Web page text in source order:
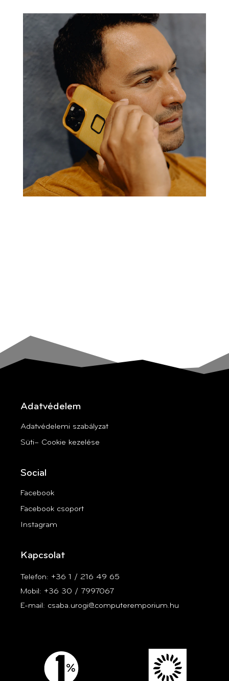
Adatvédelem
Adatvédelemi szabályzat
Süti– Cookie kezelése
Social
Facebook
Facebook csoport
Instagram
Kapcsolat
Telefon: +36 1 / 216 49 65
Mobil: +36 30 / 7997067
E-mail: csaba.urogi@computeremporium.hu